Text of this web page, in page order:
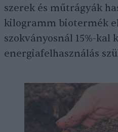
szerek és műtrágyák
kilogramm biotermék
szokványosnál 15%-kal
energiafelhasználás